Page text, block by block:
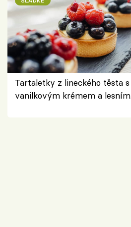
Tartaletky z lineckého těsta s
vanilkovým krémem a lesním